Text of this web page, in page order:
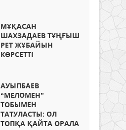
МҰҚАСАН
ШАХЗАДАЕВ ТҰҢҒЫШ
РЕТ ЖҰБАЙЫН
КӨРСЕТТІ
АУЫПБАЕВ
“МЕЛОМЕН”
ТОБЫМЕН
ТАТУЛАСТЫ: ОЛ
ТОПҚА ҚАЙТА ОРАЛА